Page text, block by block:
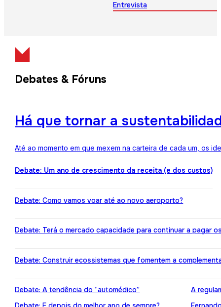
Entrevista
Debates & Fóruns
Há que tornar a
Até ao momento em que mexem na carteira de cada um, os
Debate: Um ano de crescimento da receita (e dos custos)
Debate: Como vamos voar até ao novo aeroporto?
Debate: Terá o mercado capacidade para continuar a pagar
Debate: Construir ecossistemas que fomentem a
Debate: A tendência do “automédico”
A